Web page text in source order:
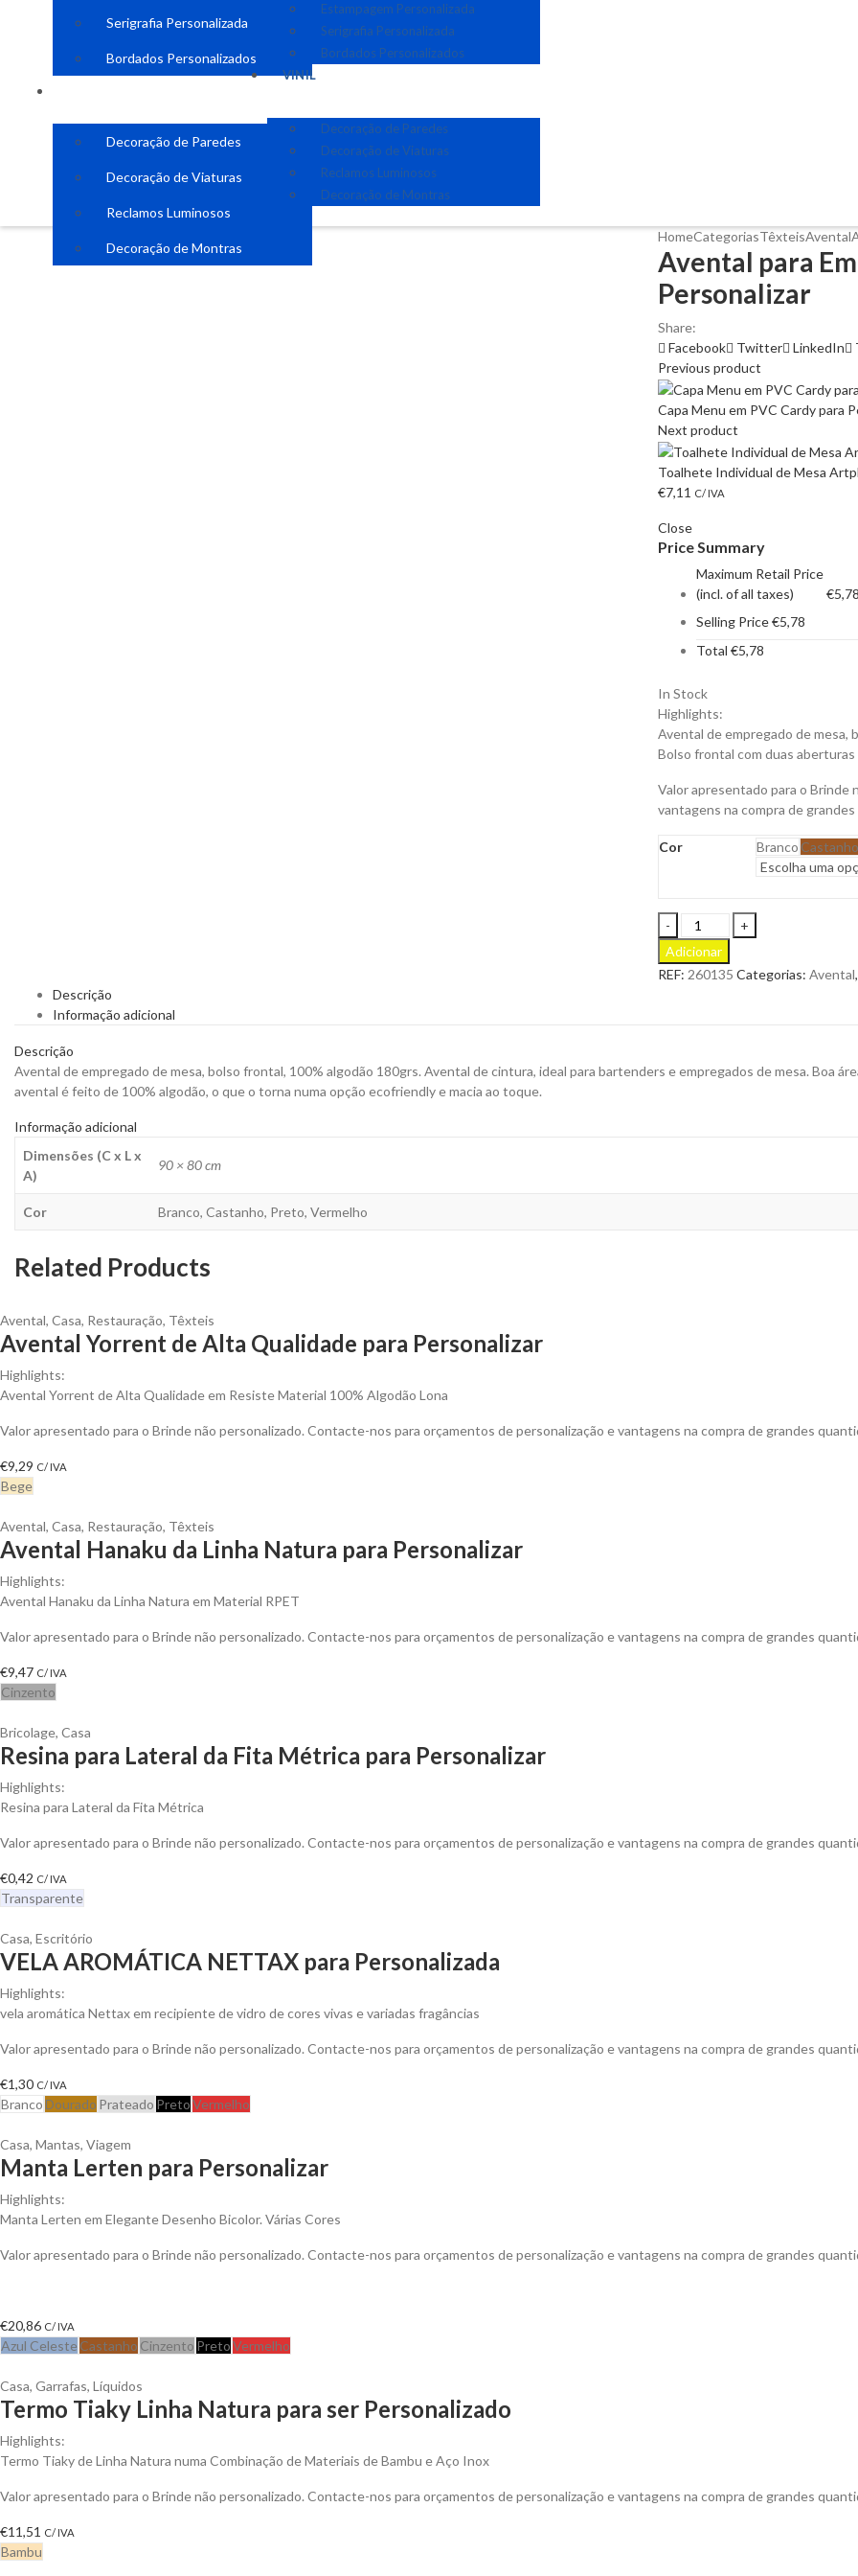
Serigrafia Personalizada
Bordados Personalizados
Decoração de Paredes
Decoração de Viaturas
Reclamos Luminosos
Decoração de Montras
Estampagem Personalizada
Serigrafia Personalizada
Bordados Personalizados
VINIL
Decoração de Paredes
Decoração de Viaturas
Reclamos Luminosos
Decoração de Montras
HomeCategoriasTêxteisAvental
Avental para
Personalizar
Share:
Facebook
Twitter LinkedIn
Previous product
Capa Menu em PVC Cardy para
Next product
Toalhete Individual de Mesa
€7,11 C/ IVA
Close
Price Summary
Maximum Retail Price
(incl. of all taxes)
€5,78
Selling Price€5,78
Total €5,78
In Stock
Highlights:
Avental de empregado de mesa,
Bolso frontal com duas aberturas
Valor apresentado para o Brinde
vantagens na compra de
Cor Branco Castanho
Avental
para
Empregado
de
quantity
Adicionar
REF: 260135 Categorias: Avental,
Descrição
Informação adicional
Descrição
Avental de empregado de mesa, bolso frontal, 100% algodão 180grs. Avental de cintura, ideal para bartenders e empregados de mesa. Boa
avental é feito de 100% algodão, o que o torna numa opção ecofriendly e macia ao toque.
Informação adicional
Dimensões (C x L x
A)
90 × 80 cm
Cor Branco, Castanho, Preto, Vermelho
Related Products
Avental, Casa, Restauração, Têxteis
Avental Yorrent de Alta Qualidade para Personalizar
Highlights:
Avental Yorrent de Alta Qualidade em Resiste Material 100% Algodão Lona
Valor apresentado para o Brinde não personalizado. Contacte-nos para orçamentos de personalização e vantagens na compra de grandes
€9,29 C/ IVA
Bege
Avental, Casa, Restauração, Têxteis
Avental Hanaku da Linha Natura para Personalizar
Highlights:
Avental Hanaku da Linha Natura em Material RPET
Valor apresentado para o Brinde não personalizado. Contacte-nos para orçamentos de personalização e vantagens na compra de grandes
€9,47 C/ IVA
Cinzento
Bricolage, Casa
Resina para Lateral da Fita Métrica para Personalizar
Highlights:
Resina para Lateral da Fita Métrica
Valor apresentado para o Brinde não personalizado. Contacte-nos para orçamentos de personalização e vantagens na compra de grandes
€0,42 C/ IVA
Transparente
Casa, Escritório
VELA AROMÁTICA NETTAX para Personalizada
Highlights:
vela aromática Nettax em recipiente de vidro de cores vivas e variadas fragâncias
Valor apresentado para o Brinde não personalizado. Contacte-nos para orçamentos de personalização e vantagens na compra de grandes
€1,30 C/ IVA
Branco Dourado Prateado PretoVermelho
Casa, Mantas, Viagem
Manta Lerten para Personalizar
Highlights:
Manta Lerten em Elegante Desenho Bicolor. Várias Cores
Valor apresentado para o Brinde não personalizado. Contacte-nos para orçamentos de personalização e vantagens na compra de grandes
€20,86 C/ IVA
Azul Celeste Castanho Cinzento PretoVermelho
Casa, Garrafas, Líquidos
Termo Tiaky Linha Natura para ser Personalizado
Highlights:
Termo Tiaky de Linha Natura numa Combinação de Materiais de Bambu e Aço Inox
Valor apresentado para o Brinde não personalizado. Contacte-nos para orçamentos de personalização e vantagens na compra de grandes
€11,51 C/ IVA
Bambu